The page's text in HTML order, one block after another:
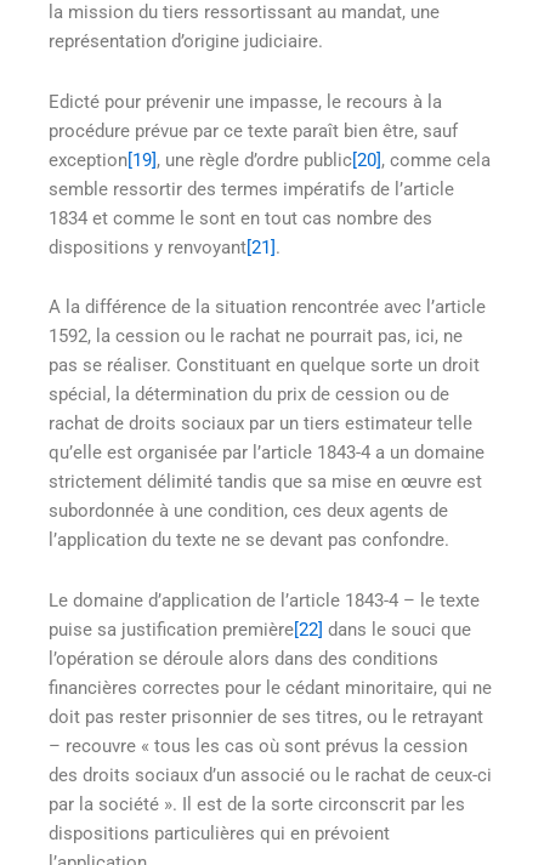
la mission du tiers ressortissant au mandat, une
représentation d’origine judiciaire.
Edicté pour prévenir une impasse, le recours à la
procédure prévue par ce texte paraît bien être, sauf
exception[19], une règle d’ordre public[20], comme cela
semble ressortir des termes impératifs de l’article
1834 et comme le sont en tout cas nombre des
dispositions y renvoyant[21].
A la différence de la situation rencontrée avec l’article
1592, la cession ou le rachat ne pourrait pas, ici, ne
pas se réaliser. Constituant en quelque sorte un droit
spécial, la détermination du prix de cession ou de
rachat de droits sociaux par un tiers estimateur telle
qu’elle est organisée par l’article 1843-4 a un domaine
strictement délimité tandis que sa mise en œuvre est
subordonnée à une condition, ces deux agents de
l’application du texte ne se devant pas confondre.
Le domaine d’application de l’article 1843-4 – le texte
puise sa justification première[22] dans le souci que
l’opération se déroule alors dans des conditions
financières correctes pour le cédant minoritaire, qui ne
doit pas rester prisonnier de ses titres, ou le retrayant
– recouvre « tous les cas où sont prévus la cession
des droits sociaux d’un associé ou le rachat de ceux-ci
par la société ». Il est de la sorte circonscrit par les
dispositions particulières qui en prévoient